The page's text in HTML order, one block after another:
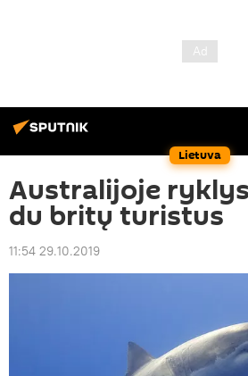
Lietuva
Australijoje
du britų turistus
11:54 29.10.2019